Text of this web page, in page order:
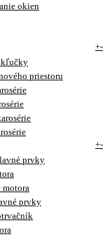
okien
+-
kľučky
priestoru
+-
prvky
motora
prvky